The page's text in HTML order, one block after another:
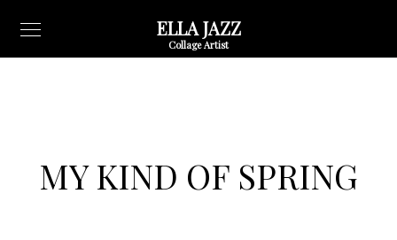
ELLA JAZZ
Collage Artist
MY KIND OF SPRING